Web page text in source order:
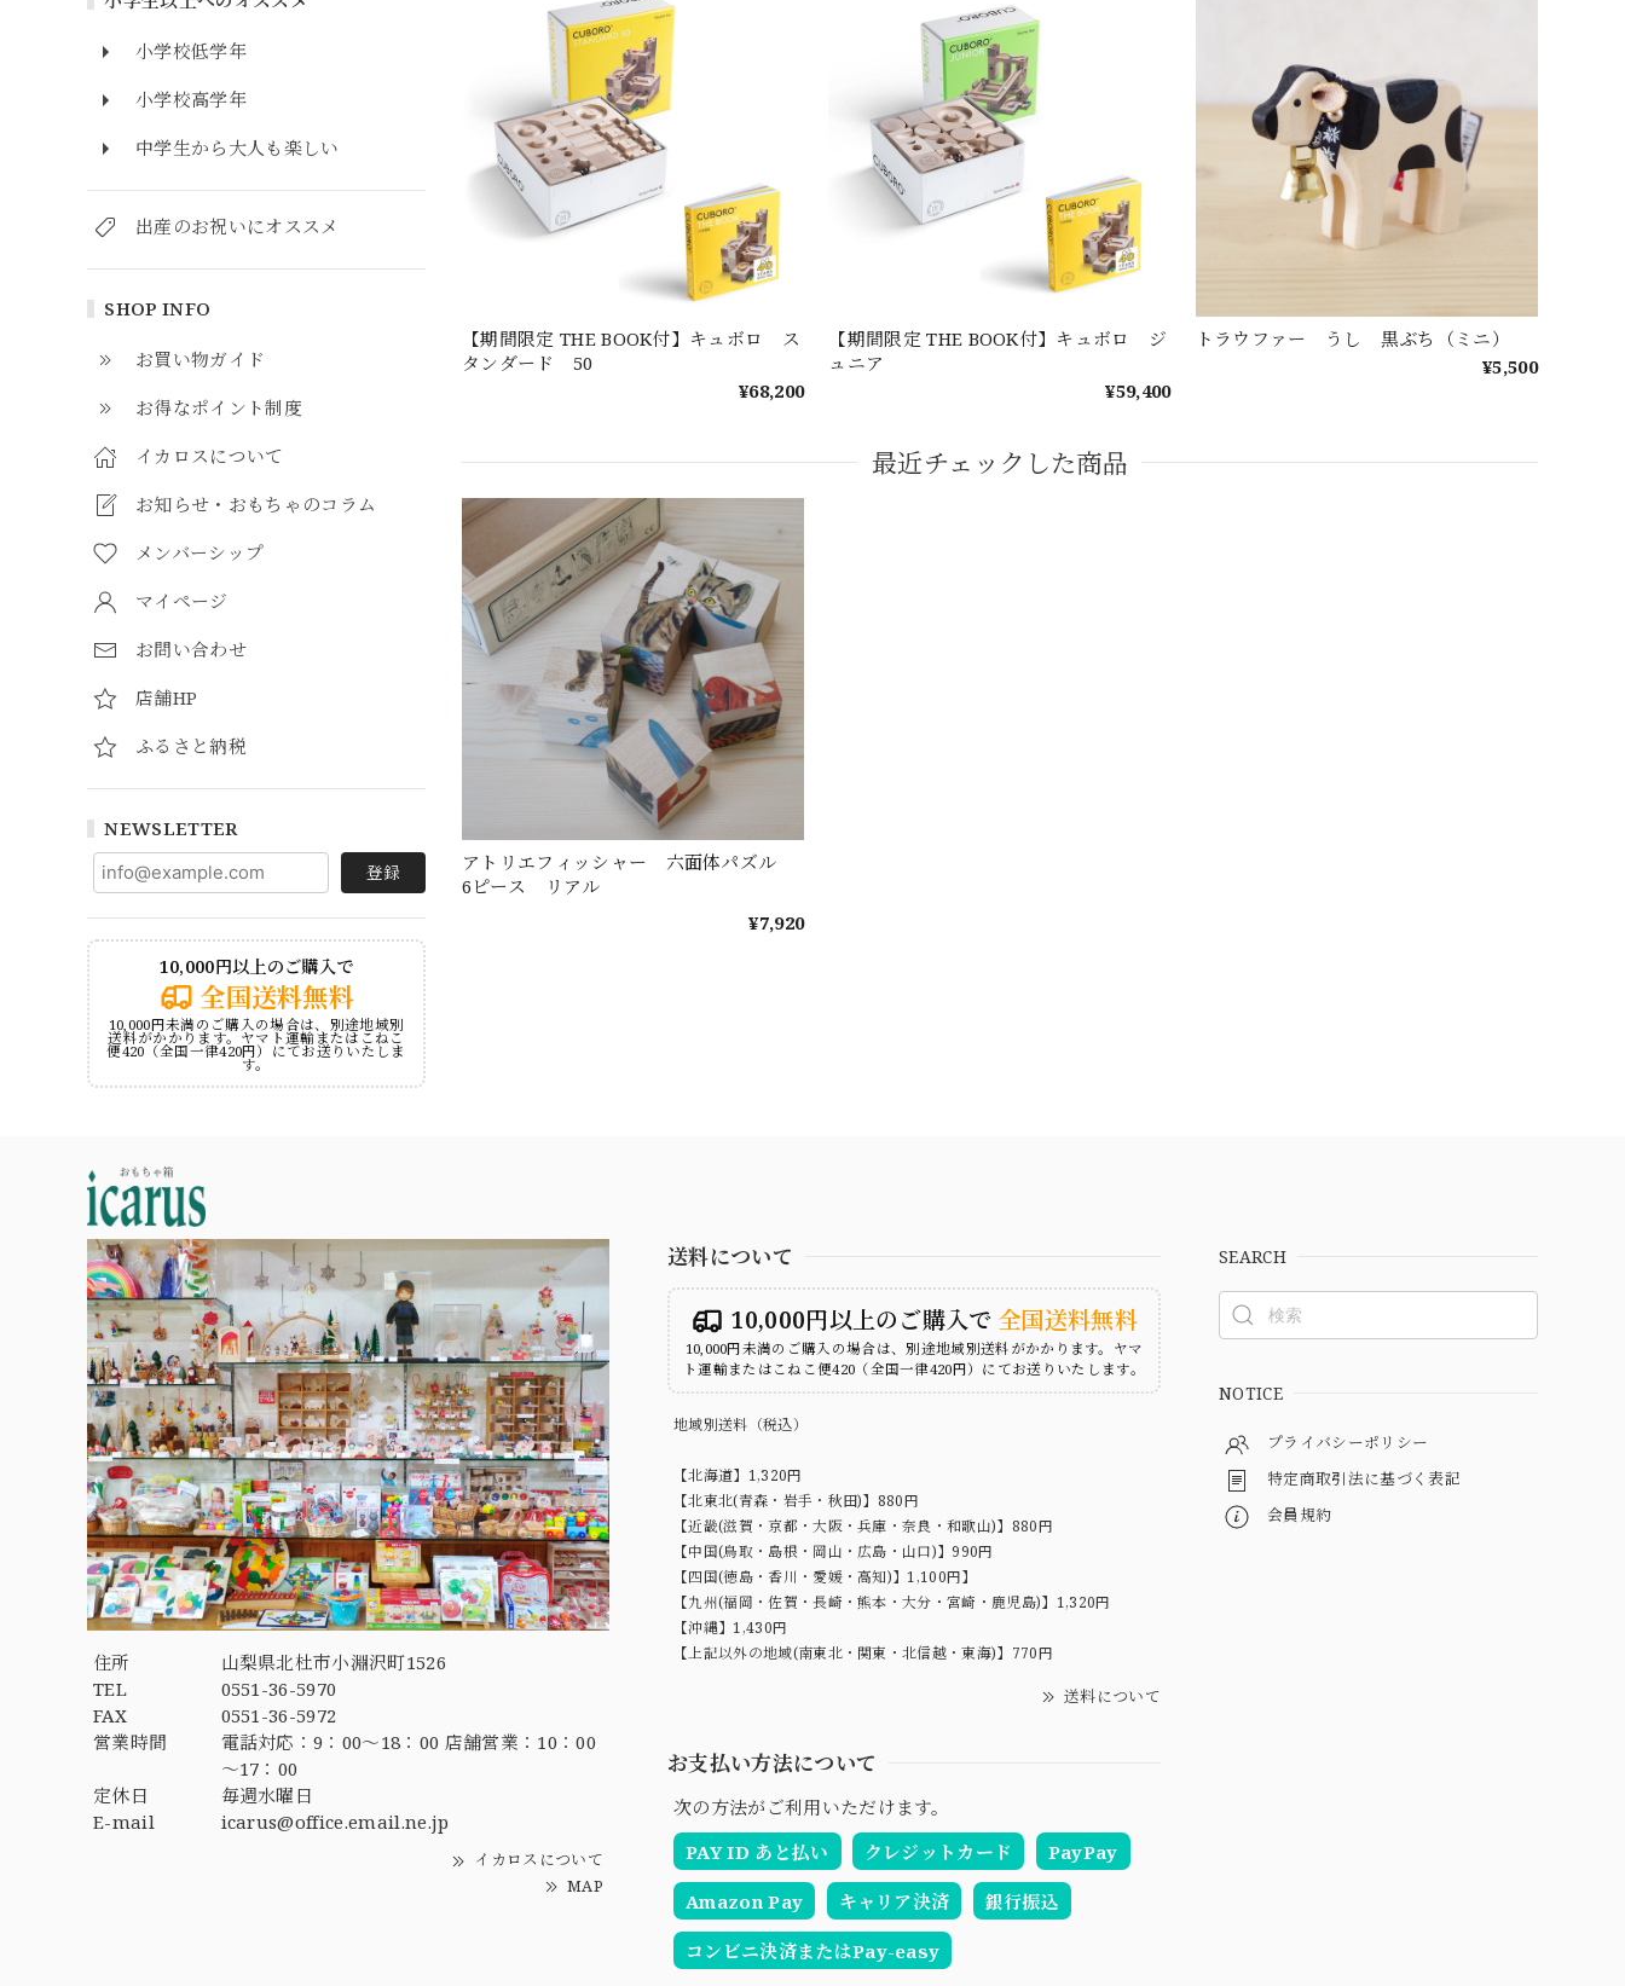
小学校低学年
小学校高学年
中学生から大人も楽しい
出産のお祝いにオススメ
SHOP INFO
お買い物ガイド
お得なポイント制度
イカロスについて
お知らせ・おもちゃのコラム
メンバーシップ
マイページ
お問い合わせ
店舗HP
ふるさと納税
NEWSLETTER
登録
10,000円以上のご購入で
全国送料無料
10,000円未満のご購入の場合は、別途地域別
送料がかかります。ヤマト運輸またはこねこ
便420（全国一律420円）にてお送りいたしま
す。
【期間限定 THE BOOK付】キュボロ ス
タンダード 50
¥68,200
【期間限定 THE BOOK付】キュボロ ジ
ュニア
¥59,400
トラウファー うし 黒ぶち（ミニ）
¥5,500
最近チェックした商品
アトリエフィッシャー 六面体パズル
6ピース リアル
¥7,920
住所
山梨県北杜市小淵沢町1526
TEL
0551-36-5970
FAX
0551-36-5972
営業時間
電話対応：9：00～18：00 店舗営業：10：00
～17：00
定休日
毎週水曜日
E-mail
icarus@office.email.ne.jp
イカロスについて
MAP
送料について
10,000円以上のご購入で 全国送料無料
10,000円未満のご購入の場合は、別途地域別送料がかかります。ヤマ
ト運輸またはこねこ便420（全国一律420円）にてお送りいたします。
地域別送料（税込）
【北海道】1,320円
【北東北(青森・岩手・秋田)】880円
【近畿(滋賀・京都・大阪・兵庫・奈良・和歌山)】880円
【中国(鳥取・島根・岡山・広島・山口)】990円
【四国(徳島・香川・愛媛・高知)】1,100円】
【九州(福岡・佐賀・長崎・熊本・大分・宮崎・鹿児島)】1,320円
【沖縄】1,430円
【上記以外の地域(南東北・関東・北信越・東海)】770円
送料について
お支払い方法について
次の方法がご利用いただけます。
PAY ID あと払い
クレジットカード PayPay
Amazon Pay キャリア決済 銀行振込
コンビニ決済またはPay-easy
SEARCH
NOTICE
プライバシーポリシー
特定商取引法に基づく表記
会員規約